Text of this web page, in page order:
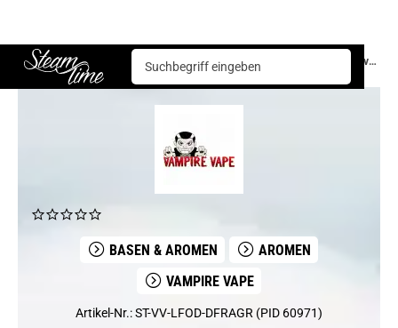
Steam time
Basen & Aromen Aromen Vampire Vape Vampire Vape Overdosed Dragonfruit Raspberry Grape Aroma
BASEN & AROMEN
AROMEN
VAMPIRE VAPE
Artikel-Nr.: ST-VV-LFOD-DFRAGR (PID 60971)